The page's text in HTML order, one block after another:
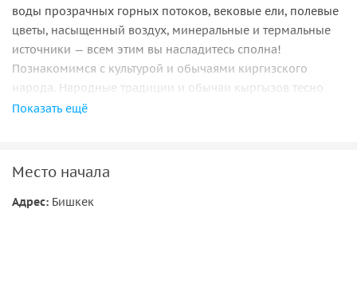
воды прозрачных горных потоков, вековые ели, полевые
цветы, насыщенный воздух, минеральные и термальные
источники — всем этим вы насладитесь сполна!
Познакомимся с культурой и обычаями киргизского
народа. Народные традиции и обычаи кыргызов тесно
связаны с кочевническим образом жизни: праздники,
знаменитом священном озере Иссык-Куль. Иссык-Куль —
замерзающее, окутанное легендами и любовью всех, кто
Показать ещё
Место начала
Адрес: Бишкек